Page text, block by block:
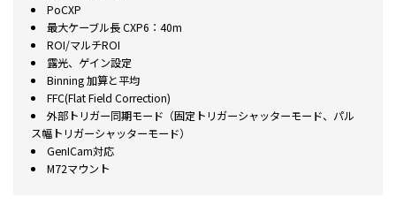
PoCXP
最大ケーブル長 CXP6：40m
ROI/マルチROI
露光、ゲイン設定
Binning 加算と平均
FFC(Flat Field Correction)
外部トリガー同期モード（固定トリガーシャッターモード、パル
ス幅トリガーシャッターモード）
GenICam対応
M72マウント